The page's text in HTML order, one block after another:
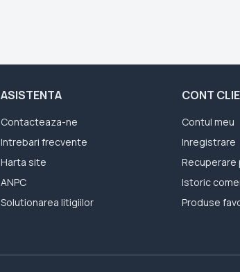
ASISTENTA
Contacteaza-ne
Intrebari frecvente
Harta site
ANPC
Solutionarea litigiilor
CONT
Contul meu
Inregistrare
Recuperare
Istoric
Produse